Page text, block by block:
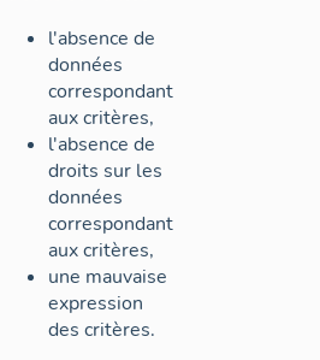
l'absence de
données
correspondant
aux critères,
l'absence de
droits sur les
données
correspondant
aux critères,
une mauvaise
expression
des critères.